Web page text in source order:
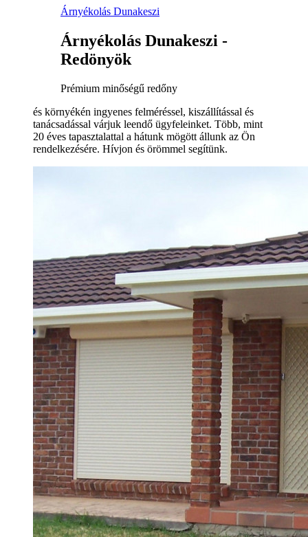
Árnyékolás Dunakeszi
Árnyékolás Dunakeszi -
Redönyök
Prémium minőségű redőny
és környékén ingyenes felméréssel, kiszállítással és
tanácsadással várjuk leendő ügyfeleinket. Több, mint
20 éves tapasztalattal a hátunk mögött állunk az Ön
rendelkezésére. Hívjon és örömmel segítünk.